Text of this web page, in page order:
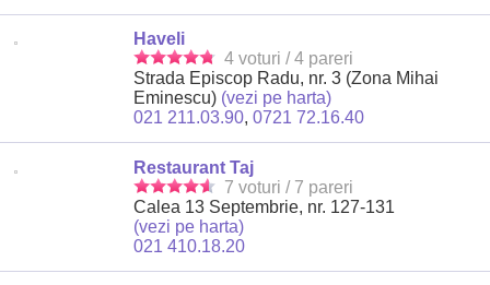
Haveli
4 voturi / 4 pareri
Strada Episcop Radu, nr. 3 (Zona Mihai
Eminescu) (vezi pe harta)
021 211.03.90,0721 72.16.40
Restaurant Taj
7 voturi / 7 pareri
Calea 13 Septembrie, nr. 127-131
(vezi pe harta)
021 410.18.20